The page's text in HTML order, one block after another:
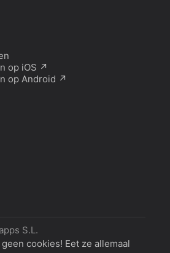
op iOS ↗
op Android ↗
S.L.
cookies! Eet ze allemaal